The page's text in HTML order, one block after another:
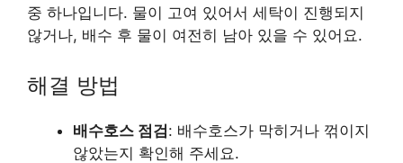
중 하나입니다. 물이 고여 있어서 세탁이 진행되지
않거나, 배수 후 물이 여전히 남아 있을 수 있어요.
해결 방법
배수호스 점검 : 배수호스가 막히거나 꺾이지
않았는지 확인해 주세요.